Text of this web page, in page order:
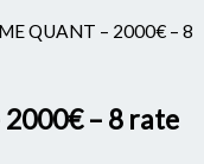
QUANT – 2000€ – 8
2000€ – 8 rate